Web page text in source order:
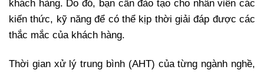
khách hàng. Do đó, bạn cần đào tạo cho nhân viên các
kiến thức, kỹ năng để có thể kịp thời giải đáp được các
thắc mắc của khách hàng.
Thời gian xử lý trung bình (AHT) của từng ngành nghề,